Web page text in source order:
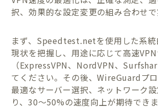
択、効果的な設定変更の組み合わせで
まず、Speedtest.netを使用した系統
現状を把握し、用途に応じて高速
（ExpressVPN、NordVPN、
てください。その後、WireGuardプロ
最適なサーバー選択、ネットワーク
り、30〜50%の速度向上が期待できま